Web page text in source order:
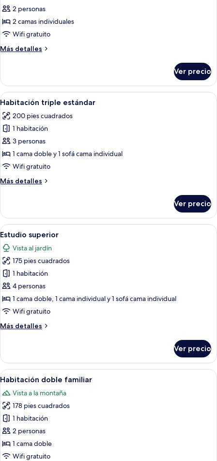
de
Habitación
estándar
2
2 personas
2 camas individuales
Wifi gratuito
Más detalles
Más
estándar
con
2
individuales
Ver precio
Abrir
todas
las
fotos
de
Habitación
triple
Habitación de hotel con dos camas,
7
Habitación triple estándar
200 pies cuadrados
1 habitación
3 personas
1 cama doble y 1 sofá cama individual
Wifi gratuito
Más detalles
Más
triple
estándar
Ver precio
Abrir
todas
las
fotos
de
Estudio
superior
Habitación de hotel con dos camas,
12
Estudio superior
Vista al jardín
175 pies cuadrados
1 habitación
4 personas
1 cama doble, 1 cama individual y 1 sofá cama individual
Wifi gratuito
Más detalles
Más
superior
Ver precio
Abrir
todas
las
fotos
de
Habitación
doble
familiar
Una cama bien hecha con dos
9
Habitación doble familiar
Vista a la montaña
178 pies cuadrados
1 habitación
2 personas
1 cama doble
Wifi gratuito